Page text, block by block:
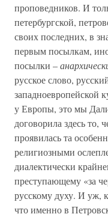
проповедников. И
петербургской,
своих последних, в
первым посылкам,
посылки –
русское слово,
западноевропейской
у Европы, это мы
договорила здесь то,
проявилась та
религиозными
диалектически
преступающему «за
русскому духу. И уж,
что именно в